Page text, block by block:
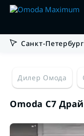
Санкт-Петербург
Дилер Омода
Omoda C7